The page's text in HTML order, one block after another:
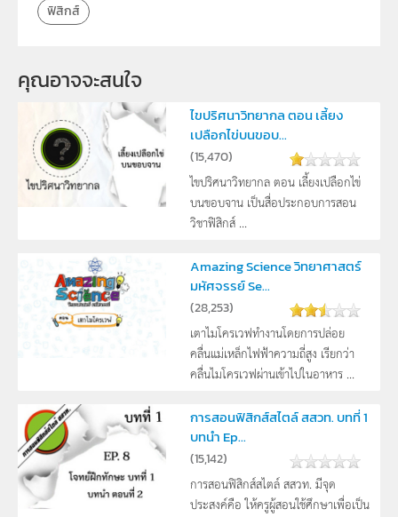
ฟิสิกส์
คุณอาจจะสนใจ
ไขปริศนาวิทยากล ตอน เลี้ยง
เปลือกไข่บนขอบ...
(15,470)
ไขปริศนาวิทยากล ตอน เลี้ยงเปลือกไข่
บนขอบจาน เป็นสื่อประกอบการสอน
วิชาฟิสิกส์ ...
Amazing Science วิทยาศาสตร์
มหัศจรรย์ Se...
(28,253)
เตาไมโครเวฟทำงานโดยการปล่อย
คลื่นแม่เหล็กไฟฟ้าความถี่สูง เรียกว่า
คลื่นไมโครเวฟผ่านเข้าไปในอาหาร ...
การสอนฟิสิกส์สไตล์ สสวท. บทที่ 1
บทนำ Ep...
(15,142)
การสอนฟิสิกส์สไตล์ สสวท. มีจุด
ประสงค์คือ ให้ครูผู้สอนใช้ศึกษาเพื่อเป็น